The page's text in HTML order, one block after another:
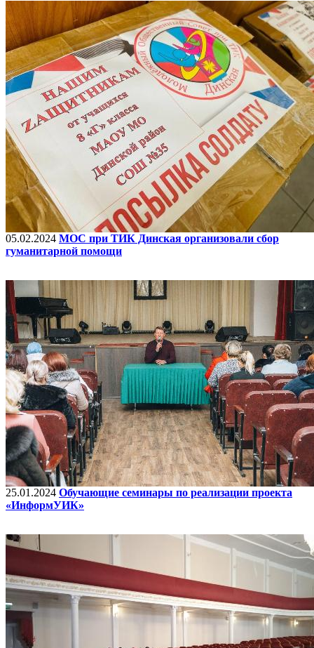
05.02.2024 МОС при ТИК Динская организовали сбор
гуманитарной помощи
25.01.2024 Обучающие семинары по реализации проекта
«ИнформУИК»